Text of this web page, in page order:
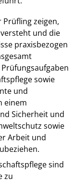
zeigen,
und die
praxisbezogen
sowie
und
einem
Sicherheit und
sowie
Arbeit und
sind
zu